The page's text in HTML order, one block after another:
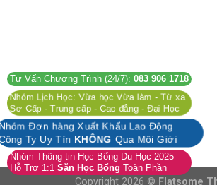
Copyright 2026 © Flatsome
Tư Vấn Chương Trình (24/7): 083 906 1718
Nhóm Lịch Học: Vừa học Vừa làm - Từ xa
Sơ Cấp - Trung cấp - Cao đẳng - Đại Học
Nhóm Đơn hàng Xuất Khẩu Lao Động
Công Ty Uy TínKHÔNG Qua Môi Giới
Nhóm Thông tin Học Bổng Du Học 2025
Hỗ Trợ 1:1 Săn Học Bổng Toàn Phần